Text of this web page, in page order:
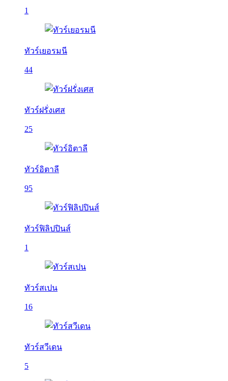
1
ทัวร์เยอรมนี
44
ทัวร์ฝรั่งเศส
25
ทัวร์อิตาลี
95
ทัวร์ฟิลิปปินส์
1
ทัวร์สเปน
16
ทัวร์สวีเดน
5